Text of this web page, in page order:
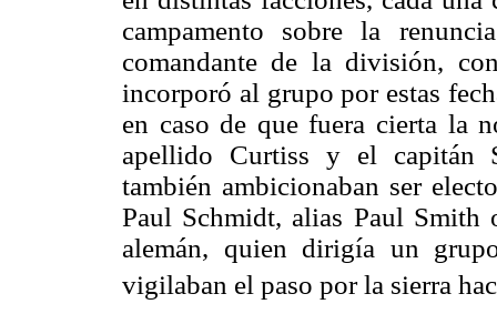
campamento sobre la
comandante de la división,
incorporó al grupo por estas
en caso de que fuera cierta la
apellido Curtiss y el capitán
también ambicionaban ser
Paul Schmidt, alias Paul Smith
alemán, quien dirigía un
vigilaban el paso por la sierra